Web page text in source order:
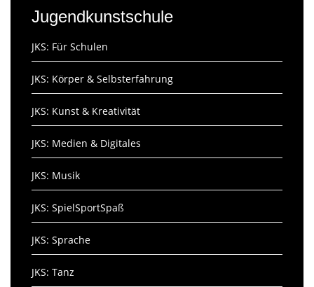
Jugendkunstschule
JKS: Für Schulen
JKS: Körper & Selbsterfahrung
JKS: Kunst & Kreativität
JKS: Medien & Digitales
JKS: Musik
JKS: SpielSportSpaß
JKS: Sprache
JKS: Tanz